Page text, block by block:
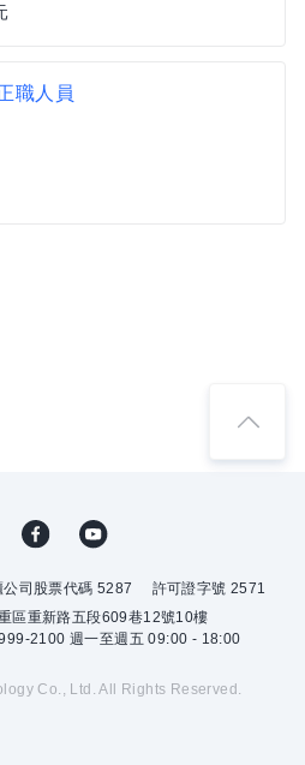
職人員
公司股票代碼 5287
許可證字號 2571
區重新路五段609巷12號10樓
2100 週一至週五 09:00 - 18:00
Co., Ltd. All Rights Reserved.